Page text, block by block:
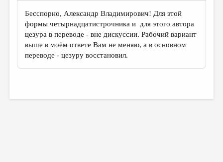
Бесспорно, Александр Владимирович! Для этой
формы четырнадцатистрочника и для этого автора
цезура в переводе - вне дискуссии. Рабочий вариант
выше в моём ответе Вам не меняю, а в основном
переводе - цезуру восстановил.